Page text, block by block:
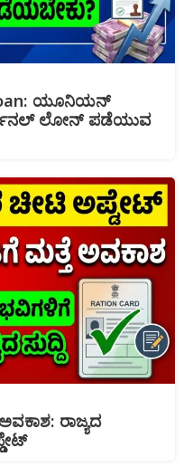
ಯೂನಿಯನ್
ಪರ್ಸನಲ್ ಲೋನ್ ಪಡೆಯುವ
ರಾಜ್ಯದ